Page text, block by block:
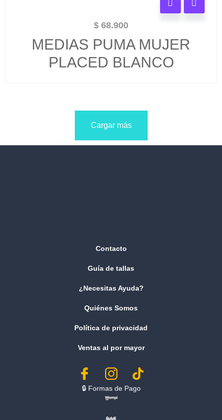
$ 68.900
MEDIAS PUMA MUJER
PLACED BLANCO
Cargar más
Contacto
Guía de tallas
¿Necesitas Ayuda?
Quiénes Somos
Política de privacidad
Ventas al por mayor
🔒︎ Formas de Pago